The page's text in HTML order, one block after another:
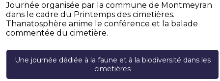
Journée organisée par la commune de Montmeyran
dans le cadre du Printemps des cimetières.
Thanatosphère anime le conférence et la balade
commentée du cimetière.
Une journée dédiée à la faune et à la biodiversité dans les
cimetières